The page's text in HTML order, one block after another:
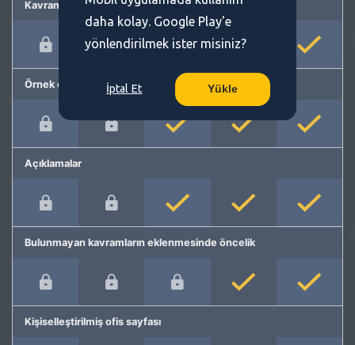
Kavram önerme
Örnek cümleler
Açıklamalar
Bulunmayan kavramların eklenmesinde öncelik
Kişiselleştirilmiş ofis sayfası
daha kolay. Google Play'e
yönlendirilmek ister misiniz?
İptal Et Yükle